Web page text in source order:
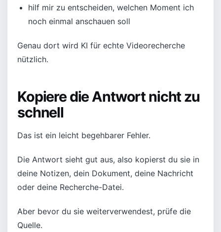
hilf mir zu entscheiden, welchen Moment ich
noch einmal anschauen soll
Genau dort wird KI für echte Videorecherche
nützlich.
Kopiere die Antwort nicht zu
schnell
Das ist ein leicht begehbarer Fehler.
Die Antwort sieht gut aus, also kopierst du sie in
deine Notizen, dein Dokument, deine Nachricht
oder deine Recherche-Datei.
Aber bevor du sie weiterverwendest, prüfe die
Quelle.